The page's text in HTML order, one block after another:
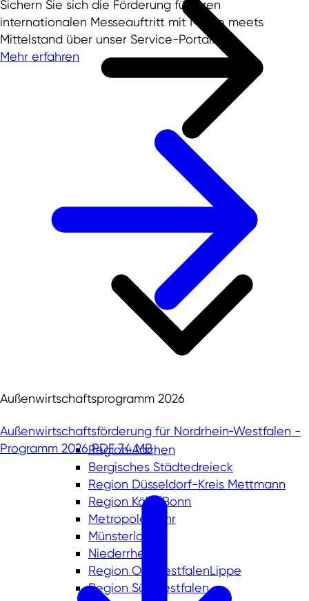
Region Aachen
Bergisches Städtedreieck
Region Düsseldorf-Kreis Mettmann
Region Köln/Bonn
Metropole Ruhr
Münsterland
Niederrhein
Region OstWestfalenLippe
Region Südwestfalen
Sichern Sie sich die Förderung für Ihren
internationalen Messeauftritt mit Messe meets
Mittelstand über unser Service-Portal!
Mehr erfahren
Außenwirtschaftsprogramm 2026
Außenwirtschaftsförderung für Nordrhein‑Westfalen -
Programm 2026 PDF 7.4 MB